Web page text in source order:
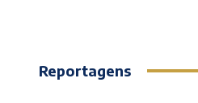
Reportagens